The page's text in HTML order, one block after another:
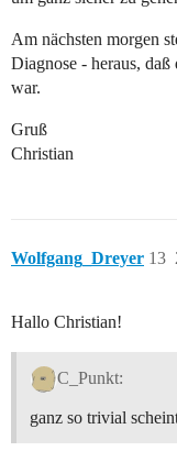
Am nächsten morgen
Diagnose - heraus,
war.
Gruß
Christian
Wolfgang_Dreyer 13
Hallo Christian!
C_Punkt:
ganz so trivial